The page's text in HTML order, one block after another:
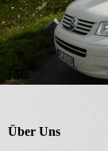
Über Uns